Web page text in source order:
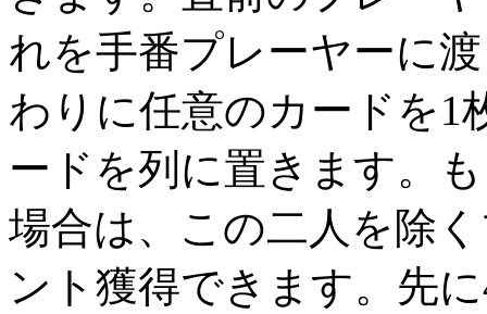
れを手番プレーヤーに
わりに任意のカードを1
ードを列に置きます。
場合は、この二人を除
ント獲得できます。先